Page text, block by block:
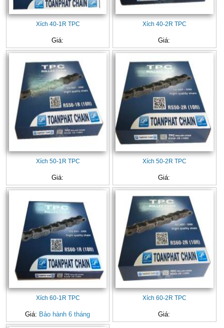
Xích 40-1R TPC
Giá:
Xích 40-2R TPC
Giá:
Xích 50-1R TPC
Giá:
Xích 50-2R TPC
Giá:
Xích 60-1R TPC
Giá: Bảo hành 6 tháng
Xích 60-2R TPC
Giá: